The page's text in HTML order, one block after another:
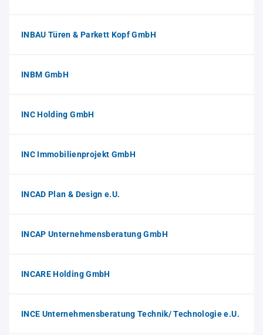
INBAU Türen & Parkett Kopf GmbH
INBM GmbH
INC Holding GmbH
INC Immobilienprojekt GmbH
INCAD Plan & Design e.U.
INCAP Unternehmensberatung GmbH
INCARE Holding GmbH
INCE Unternehmensberatung Technik/ Technologie e.U.